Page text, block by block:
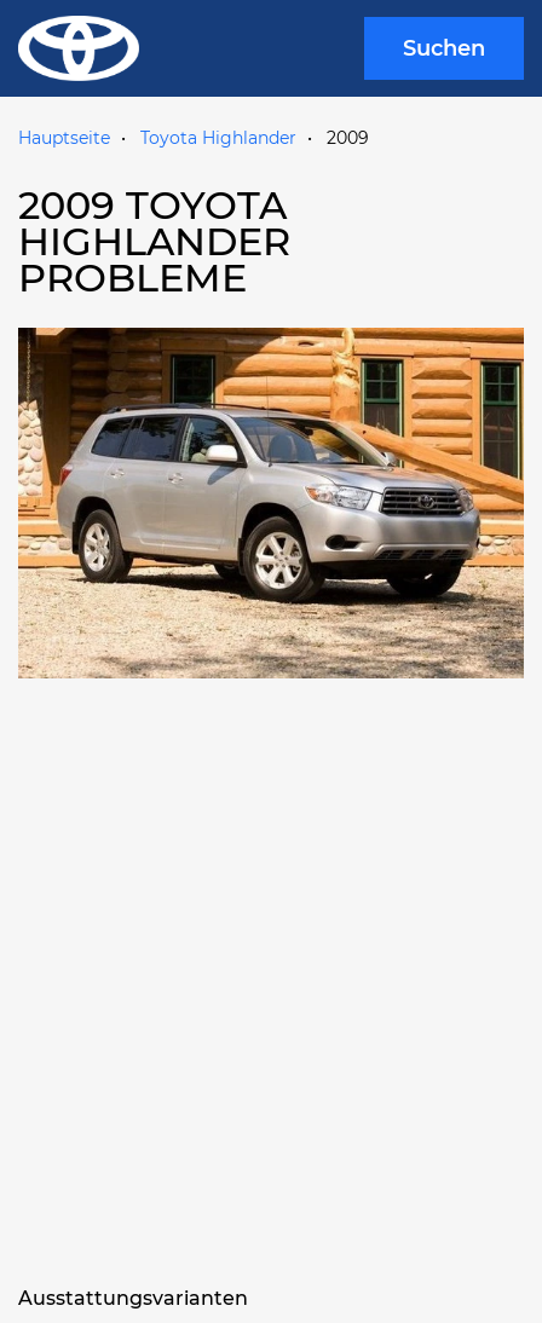
Suchen
Hauptseite Toyota Highlander 2009
2009 TOYOTA
HIGHLANDER
PROBLEME
Ausstattungsvarianten